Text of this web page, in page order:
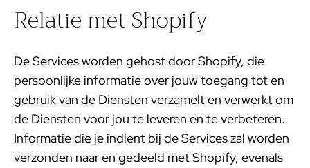
Relatie met Shopify
De Services worden gehost door Shopify, die
persoonlijke informatie over jouw toegang tot en
gebruik van de Diensten verzamelt en verwerkt om
de Diensten voor jou te leveren en te verbeteren.
Informatie die je indient bij de Services zal worden
verzonden naar en gedeeld met Shopify, evenals